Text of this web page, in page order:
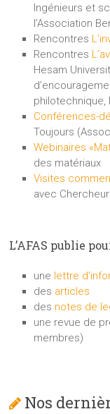
Ingénieurs et
l’Association
Rencontres
Rencontres
Hesam
philotechnique,
Conférences-
Toujours
Webinaires
des matériaux
Visites
avec
L’AFAS publie
une lettre
des articles
des notes de
une revue de
membres)
Nos